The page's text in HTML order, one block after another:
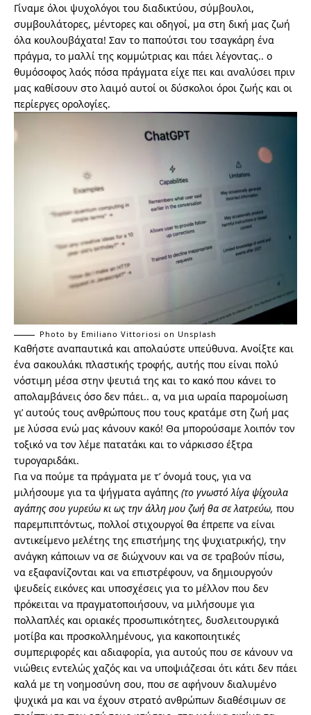
Γίναμε όλοι ψυχολόγοι του διαδικτύου, σύμβουλοι,
συμβουλάτορες, μέντορες και οδηγοί, μα στη δική μας ζωή
όλα κουλουβάχατα! Σαν το παπούτσι του τσαγκάρη ένα
πράγμα, το μαλλί της κομμώτριας και πάει λέγοντας.. ο
θυμόσοφος λαός πόσα πράγματα είχε πει και αναλύσει πριν
μας καθίσουν στο λαιμό αυτοί οι δύσκολοι όροι ζωής και οι
περίεργες ορολογίες.
Photo by Emiliano Vittoriosi on Unsplash
Καθήστε αναπαυτικά και απολαύστε υπεύθυνα. Ανοίξτε και
ένα σακουλάκι πλαστικής τροφής, αυτής που είναι πολύ
νόστιμη μέσα στην ψευτιά της και το κακό που κάνει το
απολαμβάνεις όσο δεν πάει.. α, να μια ωραία παρομοίωση
γι’ αυτούς τους ανθρώπους που τους κρατάμε στη ζωή μας
με λύσσα ενώ μας κάνουν κακό! Θα μπορούσαμε λοιπόν τον
τοξικό να τον λέμε πατατάκι και το νάρκισσο έξτρα
τυρογαριδάκι.
Για να πούμε τα πράγματα με τ’ όνομά τους, για να
μιλήσουμε για τα ψήγματα αγάπης (το γνωστό λίγα ψίχουλα
αγάπης σου γυρεύω κι ως την άλλη μου ζωή θα σε λατρεύω, που
παρεμπιπτόντως, πολλοί στιχουργοί θα έπρεπε να είναι
αντικείμενο μελέτης της επιστήμης της ψυχιατρικής), την
ανάγκη κάποιων να σε διώχνουν και να σε τραβούν πίσω,
να εξαφανίζονται και να επιστρέφουν, να δημιουργούν
ψευδείς εικόνες και υποσχέσεις για το μέλλον που δεν
πρόκειται να πραγματοποιήσουν, να μιλήσουμε για
πολλαπλές και οριακές προσωπικότητες, δυσλειτουργικά
μοτίβα και προσκολλημένους, για κακοποιητικές
συμπεριφορές και αδιαφορία, για αυτούς που σε κάνουν να
νιώθεις εντελώς χαζός και να υποψιάζεσαι ότι κάτι δεν πάει
καλά με τη νοημοσύνη σου, που σε αφήνουν διαλυμένο
ψυχικά μα και να έχουν στρατό ανθρώπων διαθέσιμων σε